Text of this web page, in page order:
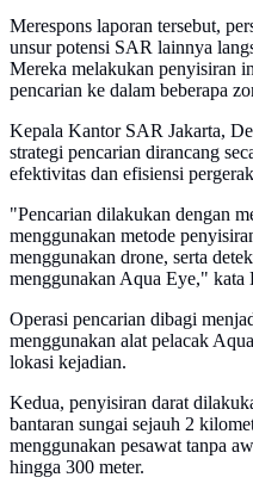
Merespons laporan tersebut,
unsur potensi SAR lainnya
Mereka melakukan penyisiran
pencarian ke dalam beberapa
Kepala Kantor SAR Jakarta,
strategi pencarian dirancang
efektivitas dan efisiensi
"Pencarian dilakukan dengan
menggunakan metode
menggunakan drone, serta
menggunakan Aqua Eye," kata
Operasi pencarian dibagi
menggunakan alat pelacak
lokasi kejadian.
Kedua, penyisiran darat
bantaran sungai sejauh 2
menggunakan pesawat tanpa
hingga 300 meter.